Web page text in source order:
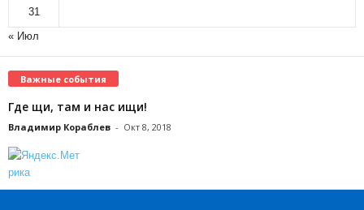
31
« Июл
Важные события
Где щи, там и нас ищи!
Владимир Кораблев - Окт 8, 2018